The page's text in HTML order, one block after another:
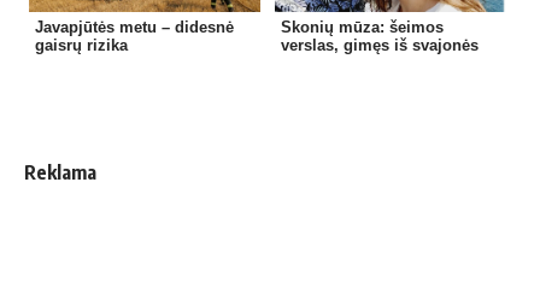
Javapjūtės metu – didesnė
gaisrų rizika
Skonių mūza: šeimos
verslas, gimęs iš svajonės
Reklama